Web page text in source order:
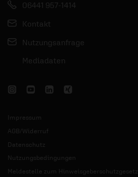
06441 957-1414
Kontakt
Nutzungsanfrage
Mediadaten
Impressum
AGB/Widerruf
Datenschutz
Nutzungsbedingungen
Meldestelle zum Hinweisgeberschutzgesetz